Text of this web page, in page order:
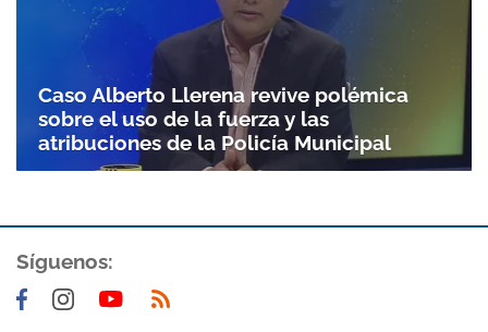
Gracias por suscribirte a nuestro boletín.
Caso Alberto Llerena revive polémica
sobre el uso de la fuerza y las
atribuciones de la Policía Municipal
Síguenos: